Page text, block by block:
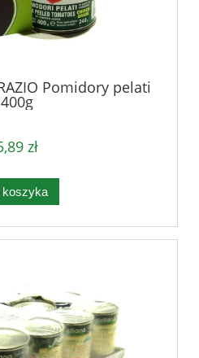
Pomidory pelati
400g
zł
koszyka